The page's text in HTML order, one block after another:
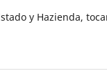
y Hazienda,